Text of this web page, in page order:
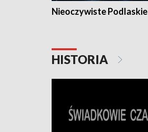
Nieoczywiste Podlaskie
HISTORIA